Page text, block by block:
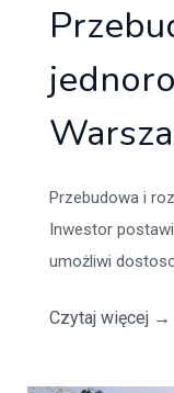
Przebudowa i
Inwestor
umożliwi
Czytaj więcej →